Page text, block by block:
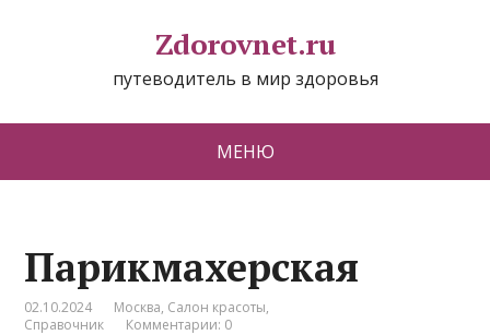
Zdorovnet.ru
путеводитель в мир здоровья
МЕНЮ
Парикмахерская
02.10.2024 Москва, Салон красоты,
Справочник
Комментарии: 0